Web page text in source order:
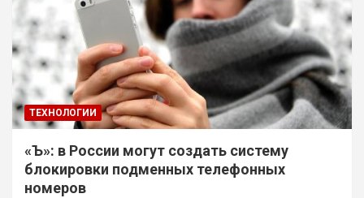
ТЕХНОЛОГИИ
«Ъ»: в России могут создать систему
блокировки подменных телефонных
номеров